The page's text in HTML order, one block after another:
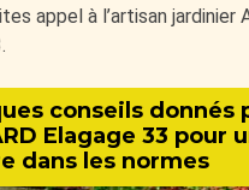
appel à l’artisan jardinier
conseils donnés
Elagage 33 pour
dans les normes